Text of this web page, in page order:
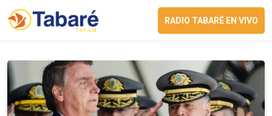
RADIO TABARÉ EN VIVO